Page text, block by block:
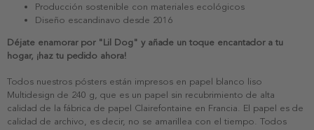
Producción sostenible con materiales ecológicos
Diseño escandinavo desde 2016
Déjate enamorar por "Lil Dog" y añade un toque encantador a tu
hogar, ¡haz tu pedido ahora!
Todos nuestros pósters están impresos en papel blanco liso
Multidesign de 240 g, que es un papel sin recubrimiento de alta
calidad de la fábrica de papel Clairefontaine en Francia. El papel es de
calidad de archivo, es decir, no se amarillea con el tiempo. Todos